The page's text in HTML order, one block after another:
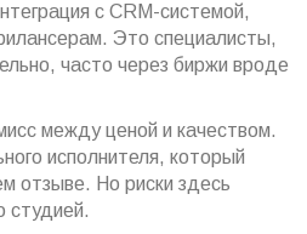
с CRM-системой,
. Это специалисты,
часто через биржи вроде
между ценой и качеством.
исполнителя, который
отзыве. Но риски здесь
студией.